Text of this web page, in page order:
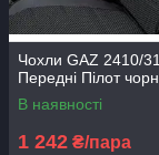
Чохли GAZ 2410/
Передні Пілот
В наявності
1 242 ₴/пара